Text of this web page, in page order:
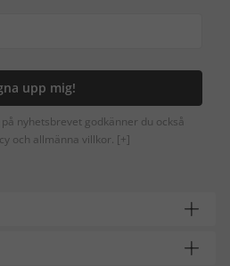
upp mig!
nyhetsbrevet godkänner du också
och allmänna villkor. [+]